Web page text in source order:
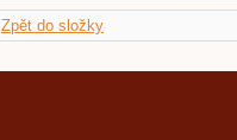
Zpět do složky